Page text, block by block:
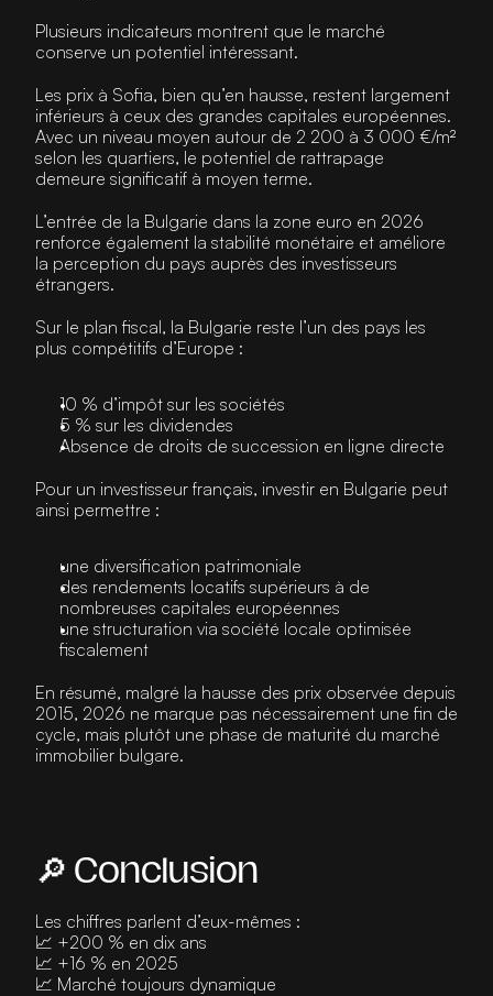
Plusieurs indicateurs montrent que le marché
conserve un potentiel intéressant.
Les prix à Sofia, bien qu’en hausse, restent largement
inférieurs à ceux des grandes capitales européennes.
Avec un niveau moyen autour de 2 200 à 3 000 €/m²
selon les quartiers, le potentiel de rattrapage
demeure significatif à moyen terme.
L’entrée de la Bulgarie dans la zone euro en 2026
renforce également la stabilité monétaire et améliore
la perception du pays auprès des investisseurs
étrangers.
Sur le plan fiscal, la Bulgarie reste l’un des pays les
plus compétitifs d’Europe :
10 % d’impôt sur les sociétés
5 % sur les dividendes
Absence de droits de succession en ligne directe
Pour un investisseur français, investir en Bulgarie peut
ainsi permettre :
une diversification patrimoniale
des rendements locatifs supérieurs à de
nombreuses capitales européennes
une structuration via société locale optimisée
fiscalement
En résumé, malgré la hausse des prix observée depuis
2015, 2026 ne marque pas nécessairement une fin de
cycle, mais plutôt une phase de maturité du marché
immobilier bulgare.
🔎 Conclusion
Les chiffres parlent d’eux-mêmes :
📈 +200 % en dix ans
📈 +16 % en 2025
📈 Marché toujours dynamique